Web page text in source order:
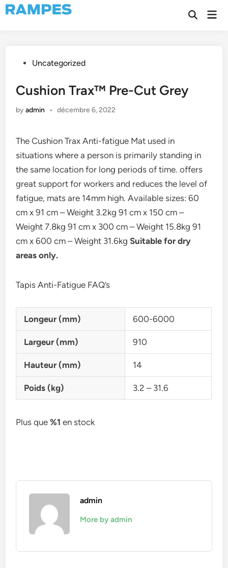
Skip
to
Open
PostedUncategorized
Cushion Trax™ Pre-Cut Grey
byadmin • décembre 6, 2022
The Cushion Trax Anti-fatigue Mat used in
situations where a person is primarily standing in
the same location for long periods of time. offers
great support for workers and reduces the level of
fatigue, mats are 14mm high. Available sizes: 60
cm x 91 cm – Weight 3.2kg 91 cm x 150 cm –
Weight 7.8kg 91 cm x 300 cm – Weight 15.8kg 91
cm x 600 cm – Weight 31.6kgSuitable for dry
areas only.
Tapis Anti-Fatigue FAQ’s
Longeur (mm) 600-6000
Largeur (mm) 910
Hauteur (mm) 14
Poids (kg) 3.2 – 31.6
Plus que%1 en stock
admin
More by admin